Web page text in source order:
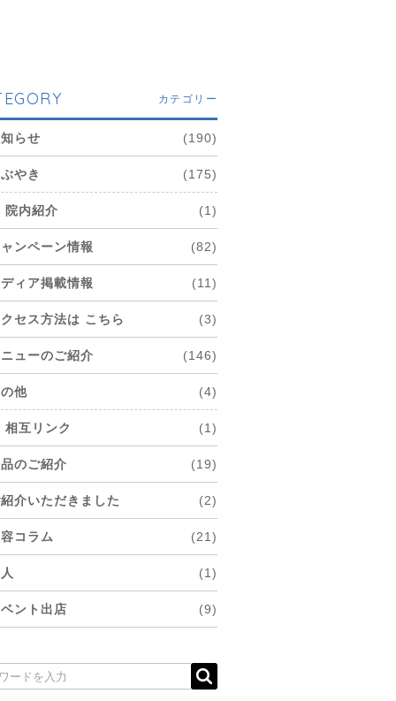
カテゴリー
らせ (190)
やき (175)
院内紹介 (1)
ンペーン情報 (82)
ディア掲載情報 (11)
セス方法は こちら (3)
ニューのご紹介 (146)
他 (4)
相互リンク (1)
のご紹介 (19)
介いただきました (2)
コラム (21)
(1)
ント出店 (9)